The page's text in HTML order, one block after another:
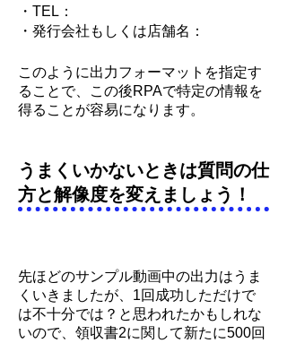
・TEL：
・発行会社もしくは店舗名：
このように出力フォーマットを指定す
ることで、この後RPAで特定の情報を
得ることが容易になります。
先ほどのサンプル動画中の出力はうま
くいきましたが、1回成功しただけで
は不十分では？と思われたかもしれな
いので、領収書2に関して新たに500回
​うまくいかないときは質問の仕
方と解像度を変えましょう！